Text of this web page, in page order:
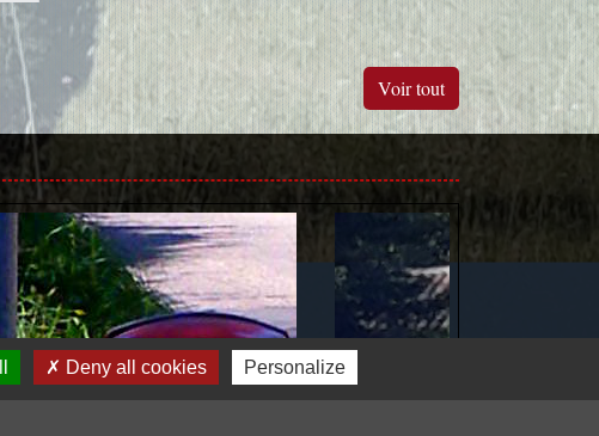
Voir tout
Deny all cookies Personalize